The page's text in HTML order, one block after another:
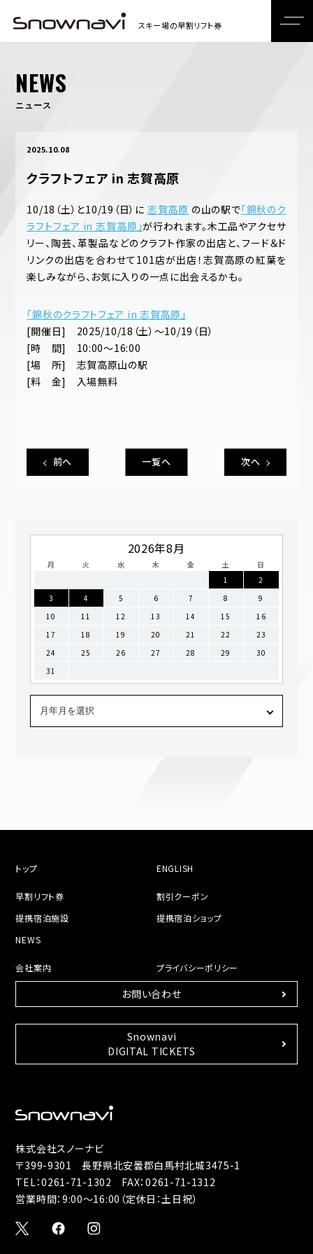
NEWS
ニュース
2025.10.08
クラフトフェア in 志賀高原
10/18（土）と10/19（日）に 志賀高原 の山の駅で「錦秋のク
ラフトフェア in 志賀高原」が行われます。木工品やアクセサ
リー、陶芸、革製品などのクラフト作家の出店と、フード＆ド
リンクの出店を合わせて101店が出店！志賀高原の紅葉を
楽しみながら、お気に入りの一点に出会えるかも。
「錦秋のクラフトフェア in 志賀高原」
[開催日] 2025/10/18（土）～10/19（日）
[時 間] 10:00～16:00
[場 所] 志賀高原山の駅
[料 金] 入場無料
前へ 一覧へ 次へ
2026年8月
月 火 水 木 金 土
日
1
2
3
4 5 6 7 8
9
10
11 12 13 14 15
16
17
18 19 20 21 22
23
24
25 26 27 28 29
30
31
トップ ENGLISH
早割リフト券
割引クーポン
提携宿泊施設
提携宿泊ショップ
NEWS
会社案内 プライバシーポリシー
お問い合わせ
Snownavi
DIGITAL TICKETS
株式会社スノーナビ
〒399-9301 長野県北安曇郡白馬村北城3475-1
TEL：0261-71-1302 FAX：0261-71-1312
営業時間：9:00～16:00（定休日：土日祝）